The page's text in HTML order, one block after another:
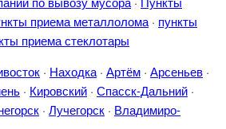
приема металлолома · пункты
приема стеклотары
· Находка · Артём · Арсеньев ·
· Кировский · Спасск-Дальний ·
· Лучегорск · Владимиро-